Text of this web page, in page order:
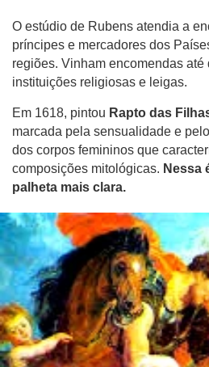
O estúdio de Rubens atendia a
príncipes e mercadores dos
regiões. Vinham encomendas até
instituições religiosas e leigas.
Em 1618, pintou Rapto das
marcada pela sensualidade e
dos corpos femininos que
composições mitológicas. Nessa
palheta mais clara.